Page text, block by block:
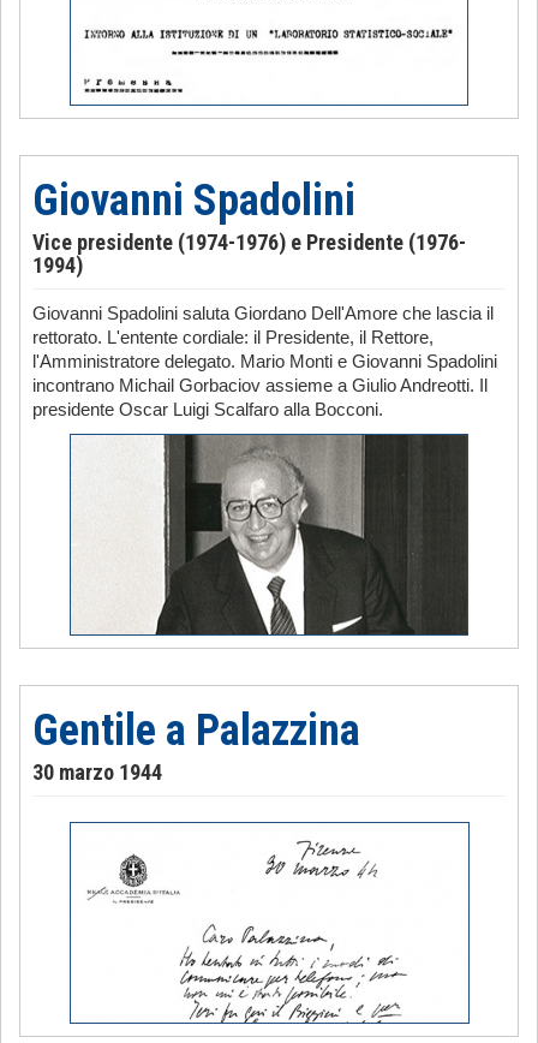
Giovanni Spadolini
Vice presidente (1974-1976) e Presidente (1976-
1994)
Giovanni Spadolini saluta Giordano Dell'Amore che lascia il
rettorato. L'entente cordiale: il Presidente, il Rettore,
l'Amministratore delegato. Mario Monti e Giovanni Spadolini
incontrano Michail Gorbaciov assieme a Giulio Andreotti. Il
presidente Oscar Luigi Scalfaro alla Bocconi.
Gentile a Palazzina
30 marzo 1944